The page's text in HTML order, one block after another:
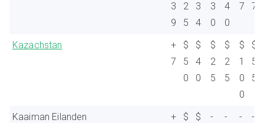
3
9
2
5
3
4
3
0
4
0
7
7
Kazachstan
+
7
$
5
0
$
4
0
$
2
5
$
2
5
$
1
0
0
$
5
5
Kaaiman Eilanden
+
$
$
- - - -